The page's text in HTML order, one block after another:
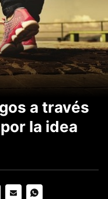
a través
la idea